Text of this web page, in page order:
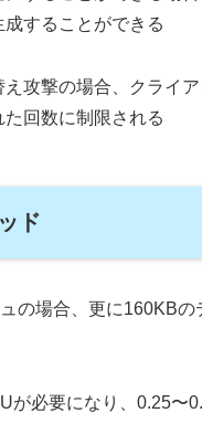
成することができる
え攻撃の場合、クライ
回数に制限される
ド
の場合、更に160KBの
が必要になり、0.25〜